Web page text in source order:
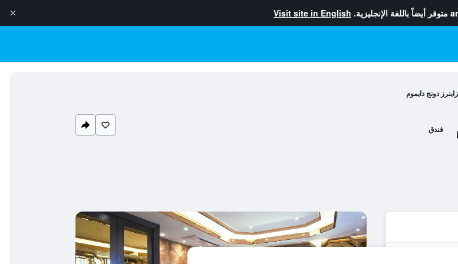
متوفر أيضاً باللغة الإنجليزية. Visit site in English
دونج دايموم
فندق